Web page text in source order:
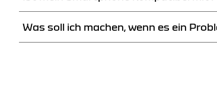
Prüfen Sie die Kompatibilität Ihres
Was soll ich machen, wenn es ein